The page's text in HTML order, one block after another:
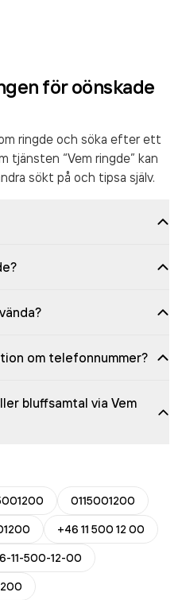
för oönskade
ringde och söka efter ett
tjänsten “Vem ringde” kan
sökt på och tipsa själv.
om telefonnummer?
bluffsamtal via Vem
0115001200
+46 11 500 12 00
11-500-12-00